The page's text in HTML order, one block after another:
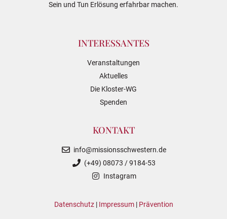
Sein und Tun Erlösung erfahrbar machen.
INTERESSANTES
Veranstaltungen
Aktuelles
Die Kloster-WG
Spenden
KONTAKT
info@missionsschwestern.de
(+49) 08073 / 9184-53
Instagram
Datenschutz| Impressum| Prävention